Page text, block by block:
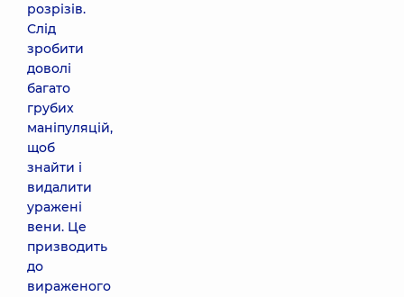
розрізів.
Слід
зробити
доволі
багато
грубих
маніпуляцій,
щоб
знайти і
видалити
уражені
вени. Це
призводить
до
вираженого